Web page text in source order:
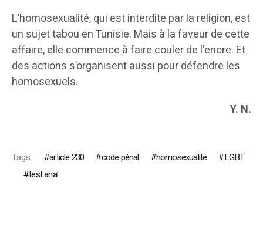
L’homosexualité, qui est interdite par la religion, est
un sujet tabou en Tunisie. Mais à la faveur de cette
affaire, elle commence à faire couler de l’encre. Et
des actions s’organisent aussi pour défendre les
homosexuels.
Y. N.
Tags: article 230 code pénal homosexualité
LGBT
test anal